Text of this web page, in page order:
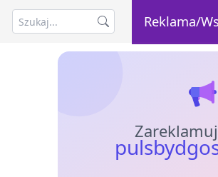
Reklama/